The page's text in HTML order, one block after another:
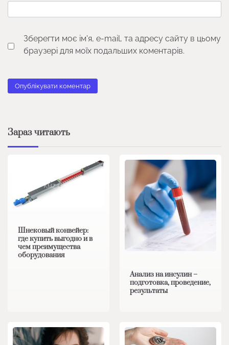
Зберегти моє ім'я, e-mail, та адресу сайту в цьому
браузері для моїх подальших коментарів.
Зараз читають
Шнековый конвейер:
где купить выгодно и в
чем преимущества
оборудования
Анализ на инсулин –
подготовка, проведение,
результаты